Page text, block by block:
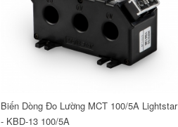
Biến Dòng Đo Lường MCT 100/5A Lightstar
- KBD-13 100/5A